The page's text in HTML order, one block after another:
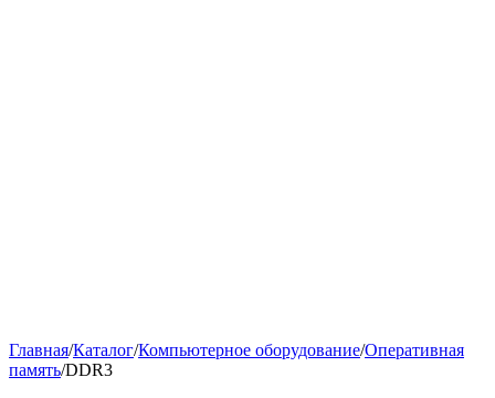
Главная/Каталог/Компьютерное оборудование/Оперативная
память/DDR3